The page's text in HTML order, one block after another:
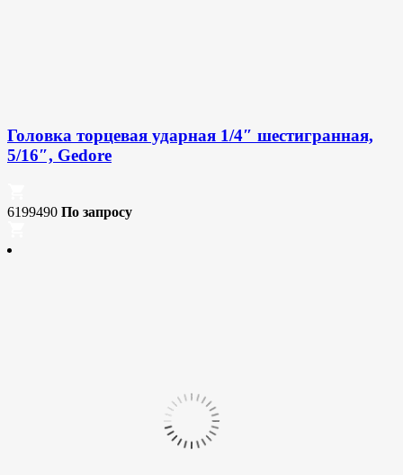
Головка торцевая ударная 1/4″ шестигранная,
5/16″, Gedore
6199490 По запросу